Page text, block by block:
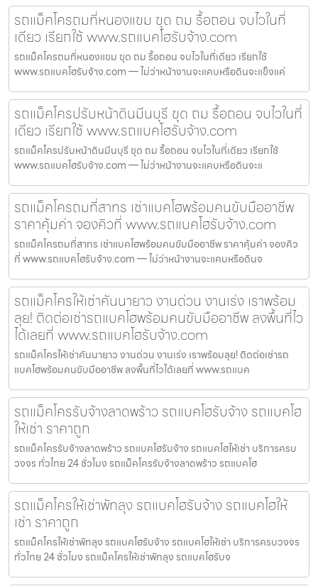
รถแม็คโครถมที่หนองแขม ขุด ถม รื้อถอน จบไวในที่
เดียว เรียกใช้ www.รถแบคโฮรับจ้าง.com
รถแม็คโครถมที่หนองแขม ขุด ถม รื้อถอน จบไวในที่เดียว เรียกใช้
www.รถแบคโฮรับจ้าง.com — ไม่ว่าหน้างานจะแคบหรือดินจะแข็งแค่
รถแม็คโครปรับหน้าดินมีนบุรี ขุด ถม รื้อถอน จบไวในที่
เดียว เรียกใช้ www.รถแบคโฮรับจ้าง.com
รถแม็คโครปรับหน้าดินมีนบุรี ขุด ถม รื้อถอน จบไวในที่เดียว เรียกใช้
www.รถแบคโฮรับจ้าง.com — ไม่ว่าหน้างานจะแคบหรือดินจะแ
รถแม็คโครถมที่สาทร เช่าแบคโฮพร้อมคนขับมืออาชีพ
ราคาคุ้มค่า จองคิวที่ www.รถแบคโฮรับจ้าง.com
รถแม็คโครถมที่สาทร เช่าแบคโฮพร้อมคนขับมืออาชีพ ราคาคุ้มค่า จองคิว
ที่ www.รถแบคโฮรับจ้าง.com — ไม่ว่าหน้างานจะแคบหรือดินจ
รถแม็คโครให้เช่าคันนายาว งานด่วน งานเร่ง เราพร้อม
ลุย! ติดต่อเช่ารถแบคโฮพร้อมคนขับมืออาชีพ ลงพื้นที่ไว
ได้เลยที่ www.รถแบคโฮรับจ้าง.com
รถแม็คโครให้เช่าคันนายาว งานด่วน งานเร่ง เราพร้อมลุย! ติดต่อเช่ารถ
แบคโฮพร้อมคนขับมืออาชีพ ลงพื้นที่ไวได้เลยที่ www.รถแบค
รถแม็คโครรับจ้างลาดพร้าว รถแบคโฮรับจ้าง รถแบคโฮ
ให้เช่า ราคาถูก
รถแม็คโครรับจ้างลาดพร้าว รถแบคโฮรับจ้าง รถแบคโฮให้เช่า บริการครบ
วงจร ทั่วไทย 24 ชั่วโมง รถแม็คโครรับจ้างลาดพร้าว รถแบคโฮ
รถแม็คโครให้เช่าพัทลุง รถแบคโฮรับจ้าง รถแบคโฮให้
เช่า ราคาถูก
รถแม็คโครให้เช่าพัทลุง รถแบคโฮรับจ้าง รถแบคโฮให้เช่า บริการครบวงจร
ทั่วไทย 24 ชั่วโมง รถแม็คโครให้เช่าพัทลุง รถแบคโฮรับจ